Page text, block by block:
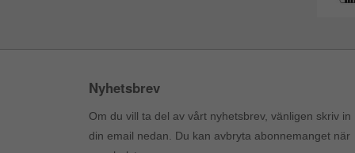
Nyhetsbrev
Om du vill ta del av vårt nyhetsbrev, vänligen skriv in
din email nedan. Du kan avbryta abonnemanget när